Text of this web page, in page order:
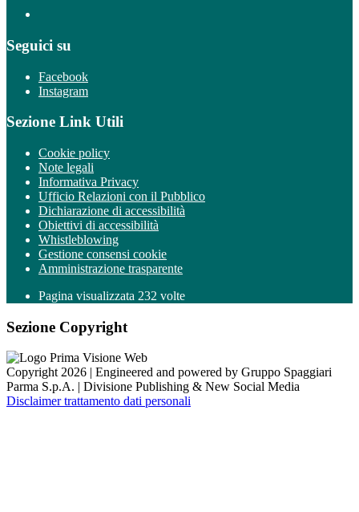
Seguici su
Facebook
Instagram
Sezione Link Utili
Cookie policy
Note legali
Informativa Privacy
Ufficio Relazioni con il Pubblico
Dichiarazione di accessibilità
Obiettivi di accessibilità
Whistleblowing
Gestione consensi cookie
Amministrazione trasparente
Pagina visualizzata 232 volte
Sezione Copyright
Copyright 2026 | Engineered and powered by Gruppo Spaggiari
Parma S.p.A. | Divisione Publishing & New Social Media
Disclaimer trattamento dati personali